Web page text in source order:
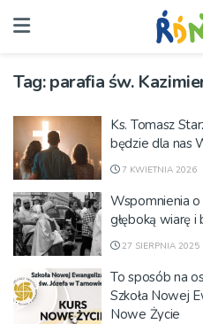
Tag:parafia św.
Ks. Tomasz
będzie dla nas
7 KWIETNIA 2026
Wspomnienia o
głęboką wiarę i
27 SIERPNIA 2025
To sposób na
Szkoła Nowej
Nowe Życie